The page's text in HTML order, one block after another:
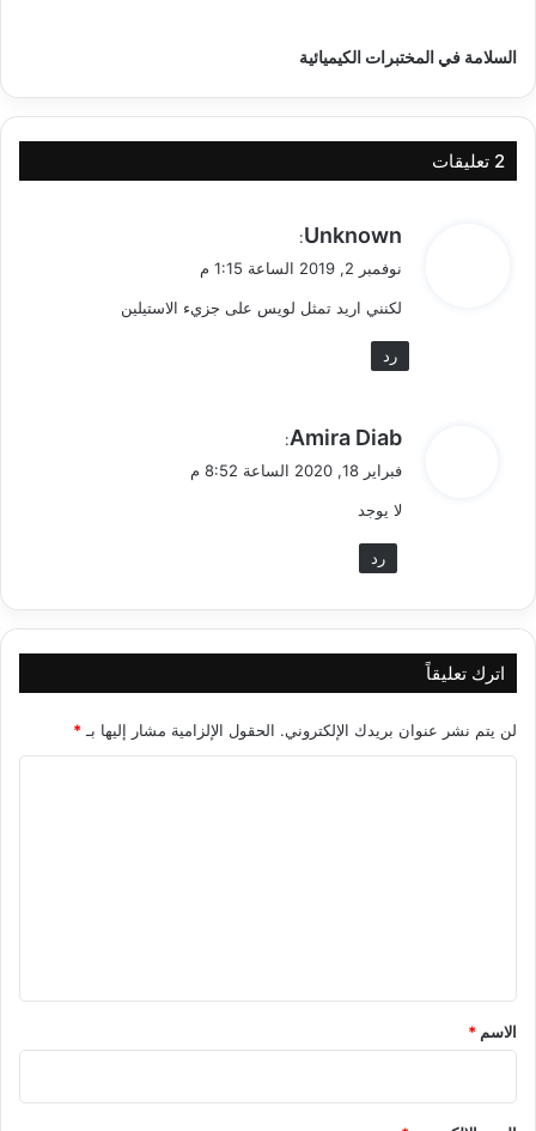
السلامة في المختبرات الكيميائية
‫2 تعليقات
ي
ل
Unknown
:
نوفمبر 2, 2019 الساعة 1:15 م
لكنني اريد تمثل لويس على جزيء الاستيلين
رد
ي
ل
Amira Diab
:
فبراير 18, 2020 الساعة 8:52 م
لا يوجد
رد
اترك تعليقاً
لن يتم نشر عنوان بريدك الإلكتروني. الحقول الإلزامية مشار إليها بـ *
*
الاسم *